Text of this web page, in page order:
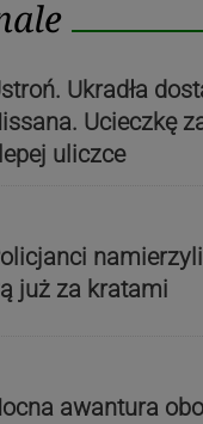
Ukradła
Ucieczkę
uliczce
już za kratami
awantura